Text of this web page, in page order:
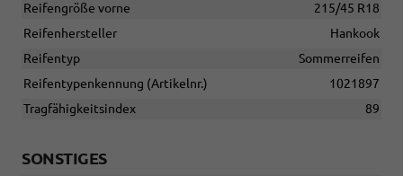
Reifengröße vorne
215/45 R18
Reifenhersteller
Hankook
Reifentyp
Sommerreifen
Reifentypenkennung (Artikelnr.)
1021897
Tragfähigkeitsindex
89
SONSTIGES